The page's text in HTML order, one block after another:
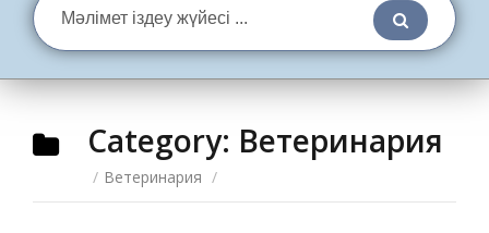
Category: Ветеринария
/ Ветеринария /